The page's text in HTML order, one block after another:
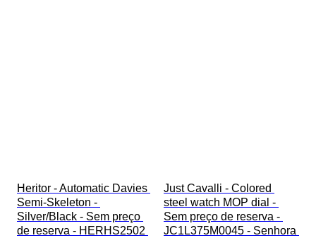
Heritor - Automatic Davies
Semi-Skeleton -
Silver/Black - Sem preço
de reserva - HERHS2502
Just Cavalli - Colored
steel watch MOP dial -
Sem preço de reserva -
JC1L375M0045 - Senhora